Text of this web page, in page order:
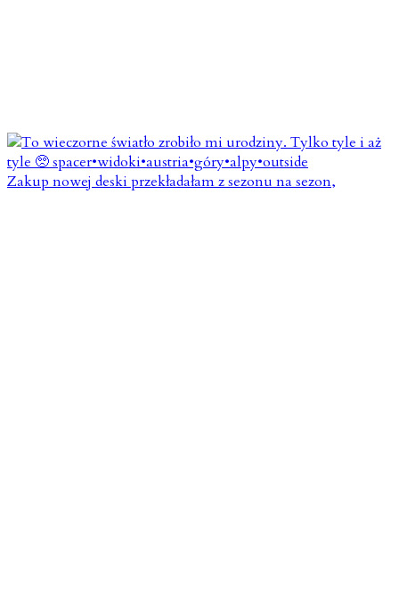
Zakup nowej deski przekładałam z sezonu na sezon,